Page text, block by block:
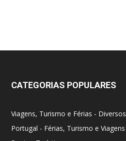
CATEGORIAS POPULARES
Viagens, Turismo e Férias - Diversos
Portugal - Férias, Turismo e Viagens